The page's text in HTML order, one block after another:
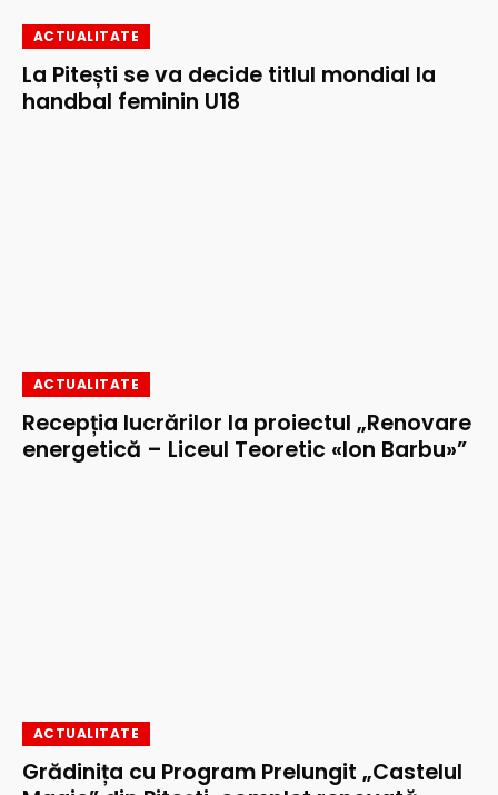
ACTUALITATE
La Pitești se va decide titlul mondial la
handbal feminin U18
ACTUALITATE
Recepția lucrărilor la proiectul „Renovare
energetică – Liceul Teoretic «Ion Barbu»”
ACTUALITATE
Grădinița cu Program Prelungit „Castelul